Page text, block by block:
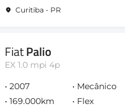
Curitiba - PR
FiatPalio
EX 1.0 mpi 4p
2007
Mecânico
169.000km
Flex